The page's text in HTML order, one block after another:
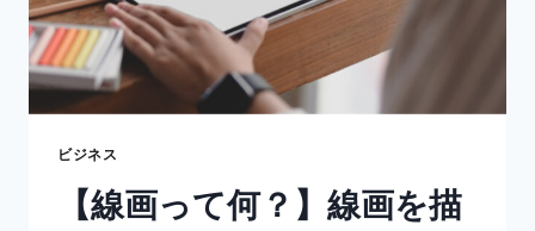
ビジネス
【線画って何？】線画を描